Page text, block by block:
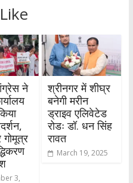
ने
3,
श्रीनगर में शीघ्र
बनेगी मरीन
ड्राइव एलिवेटेड
रोडः डॉ. धन सिंह
रावत
March 19, 2025